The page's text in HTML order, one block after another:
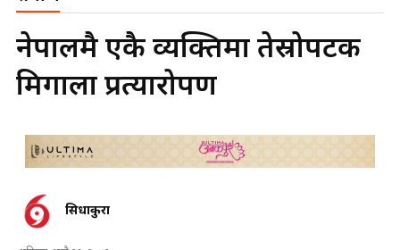
नेपालमै एकै व्यक्तिमा तेस्रोपटक
मिर्गौला प्रत्यारोपण
सिधाकुरा